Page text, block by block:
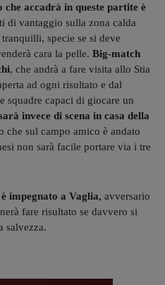
che accadrà in queste partite è
di vantaggio sulla zona calda
specie se si deve
cara la pelle. Big-match
, che andrà a fare visita allo Stia
ad ogni risultato e dal
squadre capaci di giocare un
invece di scena in casa della
che sul campo amico è andato
non sarà facile portare via i tre
impegnato a Vaglia, avversario
fare risultato se davvero si
salvezza.